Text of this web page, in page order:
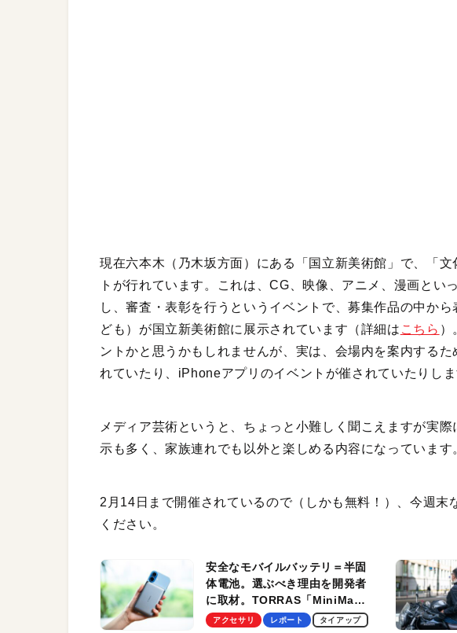
現在六本木（乃木坂方面）にある「国立新美術館」で、「
トが行れています。これは、CG、映像、アニメ、漫画とい
し、審査・表彰を行うというイベントで、募集作品の中か
ども）が国立新美術館に展示されています（詳細は こちら ）
ントかと思うかもしれませんが、実は、会場内を案内する
れていたり、iPhoneアプリのイベントが催されていたりしま
メディア芸術というと、ちょっと小難しく聞こえますが実
示も多く、家族連れでも以外と楽しめる内容になっています
2月14日まで開催されているので（しかも無料！）、今週末
ください。
安全なモバイルバッテリ＝半固
体電池。選ぶべき理由を開発者
に取材。TORRAS「MiniMag
Pro」の実機レビューも
アクセサリ レポート タイアップ